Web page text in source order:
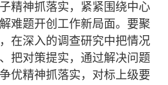
精神抓落实，紧紧围绕中心
难题开创工作新局面。要聚
在深入的调查研究中把情况
把对策提实，通过解决问题
优精神抓落实，对标上级要